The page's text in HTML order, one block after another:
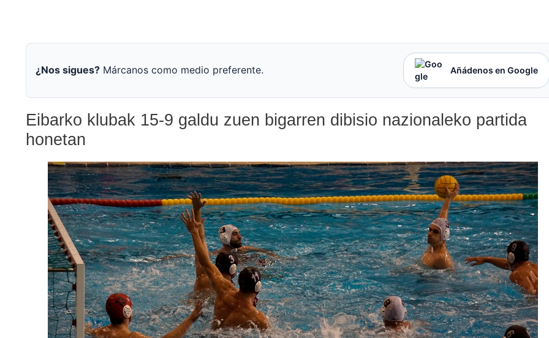
¿Nos sigues? Márcanos como medio preferente. Añádenos en Google
Eibarko klubak 15-9 galdu zuen bigarren dibisio nazionaleko partida
honetan